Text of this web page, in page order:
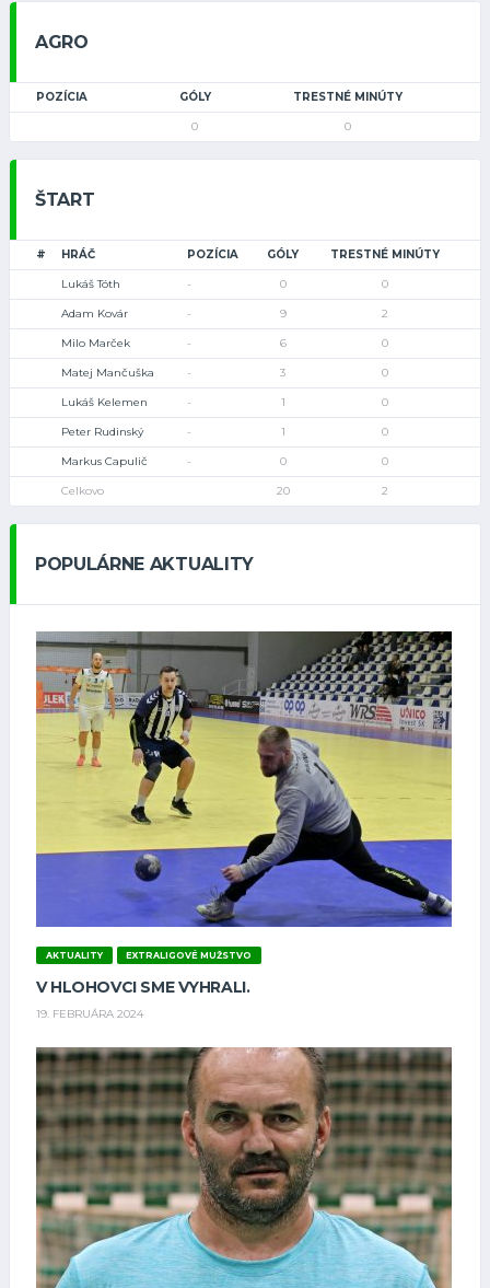
AGRO
POZÍCIA GÓLY TRESTNÉ MINÚTY
0 0
ŠTART
# HRÁČ POZÍCIA GÓLY TRESTNÉ MINÚTY
Lukáš Tóth - 0 0
Adam Kovár - 9 2
Milo Marček - 6 0
Matej Mančuška - 3 0
Lukáš Kelemen - 1 0
Peter Rudinský - 1 0
Markus Capulič - 0 0
Celkovo 20 2
POPULÁRNE AKTUALITY
AKTUALITY EXTRALIGOVÉ MUŽSTVO
V HLOHOVCI SME VYHRALI.
19. FEBRUÁRA 2024